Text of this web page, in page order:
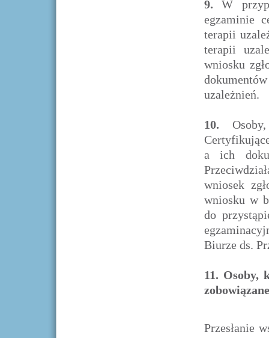
9. W
egzaminie
terapii
terapii
wniosku
uzależnień.
10.
a ich
wniosek
wniosku w
do
Biurze ds.
11. Osoby,
Przesłanie